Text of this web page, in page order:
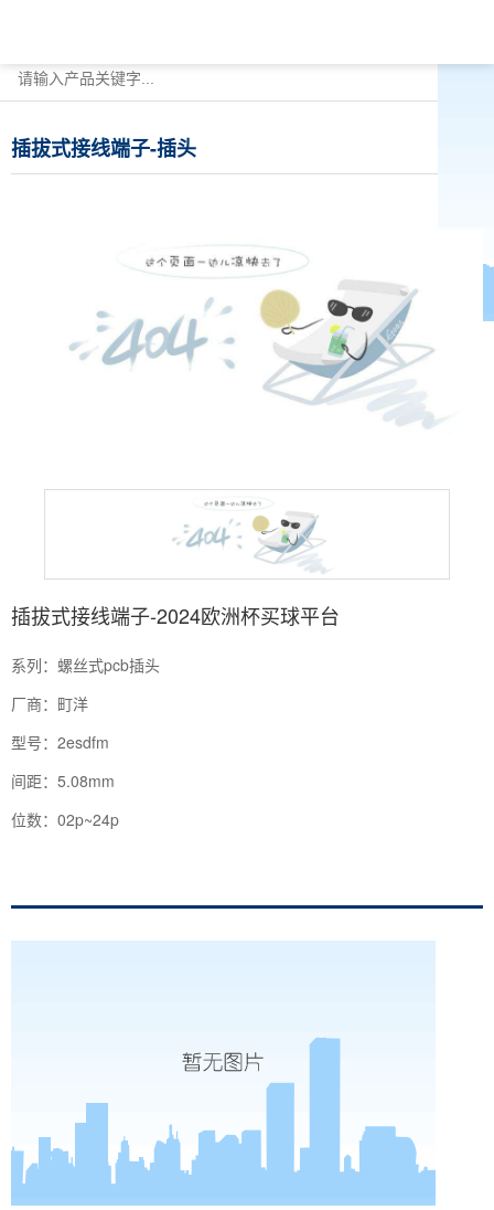
插拔式接线端子-插头
插拔式接线端子-2024欧洲杯买球平台
系列：螺丝式pcb插头
厂商：町洋
型号：2esdfm
间距：5.08mm
位数：02p~24p